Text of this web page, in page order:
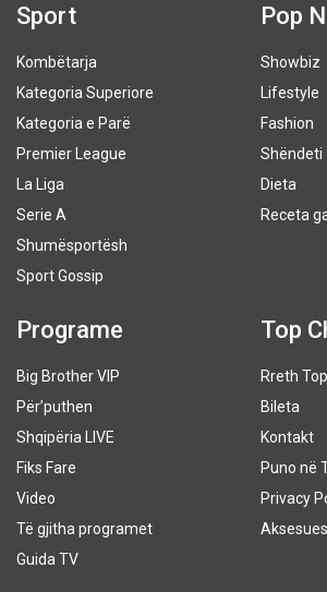
Sport
Kombëtarja
Kategoria Superiore
Kategoria e Parë
Premier League
La Liga
Serie A
Shumësportësh
Sport Gossip
Pop
Showbiz
Lifestyle
Fashion
Shëndeti
Dieta
Receta
Programe
Big Brother VIP
Për’puthen
Shqipëria LIVE
Fiks Fare
Video
Të gjitha programet
Guida TV
Top
Rreth
Bileta
Kontakt
Puno në
Privacy